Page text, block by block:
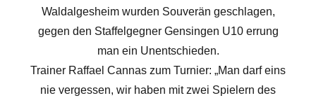
Waldalgesheim wurden Souverän geschlagen,
gegen den Staffelgegner Gensingen U10 errung
man ein Unentschieden.
Trainer Raffael Cannas zum Turnier: „Man darf eins
nie vergessen, wir haben mit zwei Spielern des